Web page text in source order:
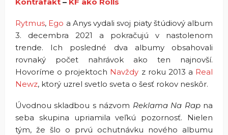
Rytmus, Ego a Anys vydali svoj piaty štúdiový album
3. decembra 2021 a pokračujú v nastolenom
trende. Ich posledné dva albumy obsahovali
rovnaký počet nahrávok ako ten najnovší.
Hovoríme o projektoch Navždy z roku 2013 a Real
Newz, ktorý uzrel svetlo sveta o šesť rokov neskôr.
Úvodnou skladbou s názvom Reklama Na Rapna
seba skupina upriamila veľkú pozornosť. Nielen
tým, že šlo o prvú ochutnávku nového albumu